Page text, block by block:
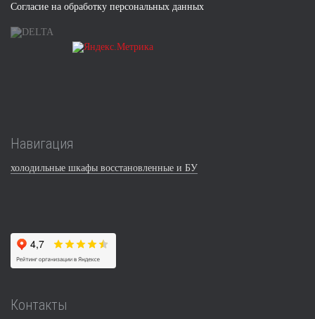
Согласие на обработку персональных данных
Навигация
холодильные шкафы восстановленные и БУ
Контакты